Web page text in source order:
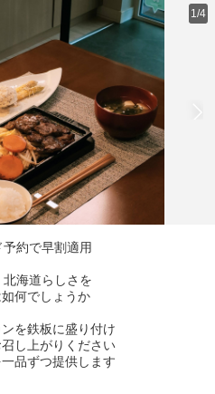
1/4
約で早割適用
海道らしさを
何でしょうか
を鉄板に盛り付け
し上がりください
品ずつ提供します